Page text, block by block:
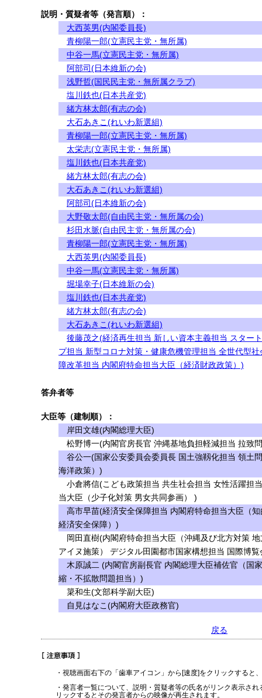
説明・質疑者等（発言順）：
大西英男(内閣委員長)
青柳陽一郎(立憲民主党・無所属)
中谷一馬(立憲民主党・無所属)
阿部司(日本維新の会)
浅野哲(国民民主党・無所属クラブ)
塩川鉄也(日本共産党)
緒方林太郎(有志の会)
大石あきこ(れいわ新選組)
青柳陽一郎(立憲民主党・無所属)
太栄志(立憲民主党・無所属)
塩川鉄也(日本共産党)
緒方林太郎(有志の会)
大石あきこ(れいわ新選組)
阿部司(日本維新の会)
大野敬太郎(自由民主党・無所属の会)
杉田水脈(自由民主党・無所属の会)
青柳陽一郎(立憲民主党・無所属)
大西英男(内閣委員長)
中谷一馬(立憲民主党・無所属)
堀場幸子(日本維新の会)
塩川鉄也(日本共産党)
緒方林太郎(有志の会)
大石あきこ(れいわ新選組)
後藤茂之(経済再生担当 新しい資本主義担当 スター
プ担当 新型コロナ対策・健康危機管理担当 全世代型社
障改革担当 内閣府特命担当大臣（経済財政政策）)
答弁者等
大臣等（建制順）：
岸田文雄(内閣総理大臣)
松野博一(内閣官房長官 沖縄基地負担軽減担当 拉致
谷公一(国家公安委員会委員長 国土強靱化担当 領土
海洋政策）)
小倉將信(こども政策担当 共生社会担当 女性活躍担
当大臣（少子化対策 男女共同参画） )
高市早苗(経済安全保障担当 内閣府特命担当大臣（
経済安全保障）)
岡田直樹(内閣府特命担当大臣（沖縄及び北方対策
アイヌ施策） デジタル田園都市国家構想担当 国際博
木原誠二 (内閣官房副長官 内閣総理大臣補佐官（国
縮・不拡散問題担当）)
簗和生(文部科学副大臣)
自見はなこ(内閣府大臣政務官)
戻る
・視聴画面右下の「歯車アイコン」から[速度]をクリックすると
・発言者一覧について、説明・質疑者等の氏名がリンク表示さ
リックするとその発言者からの映像が再生されます。